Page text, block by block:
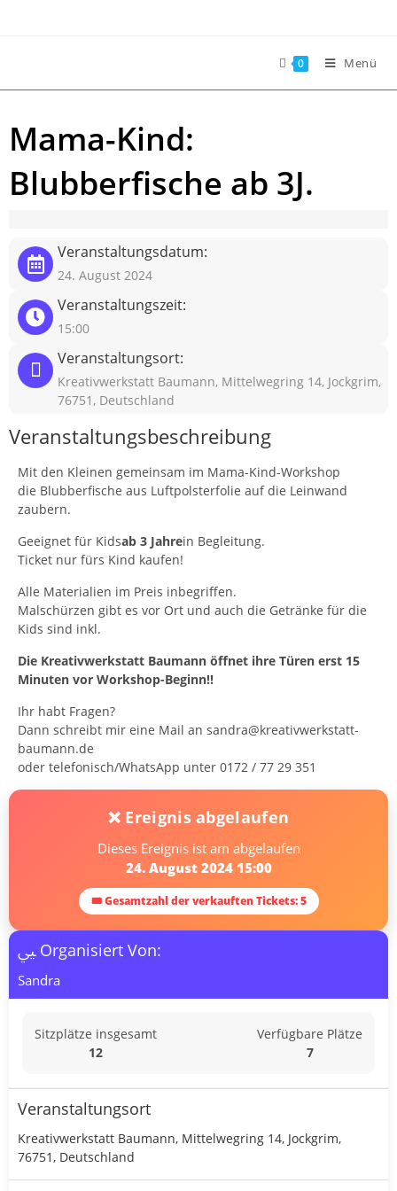
0 Menü
Mama-Kind:
Blubberfische ab 3J.
Veranstaltungsdatum:
24. August 2024
Veranstaltungszeit:
15:00
Veranstaltungsort:
Kreativwerkstatt Baumann, Mittelwegring 14, Jockgrim,
76751, Deutschland
Veranstaltungsbeschreibung
Mit den Kleinen gemeinsam im Mama-Kind-Workshop
die Blubberfische aus Luftpolsterfolie auf die Leinwand
zaubern.
Geeignet für Kidsab 3 Jahrein Begleitung.
Ticket nur fürs Kind kaufen!
Alle Materialien im Preis inbegriffen.
Malschürzen gibt es vor Ort und auch die Getränke für die
Kids sind inkl.
Die Kreativwerkstatt Baumann öffnet ihre Türen erst 15
Minuten vor Workshop-Beginn!!
Ihr habt Fragen?
Dann schreibt mir eine Mail an sandra@kreativwerkstatt-
baumann.de
oder telefonisch/WhatsApp unter 0172 / 77 29 351
❌ Ereignis abgelaufen
Dieses Ereignis ist am abgelaufen
24. August 2024 15:00
🎟 Gesamtzahl der verkauften Tickets: 5
Organisiert Von:
Sandra
Sitzplätze insgesamt
12
Verfügbare Plätze
7
Veranstaltungsort
Kreativwerkstatt Baumann, Mittelwegring 14, Jockgrim,
76751, Deutschland